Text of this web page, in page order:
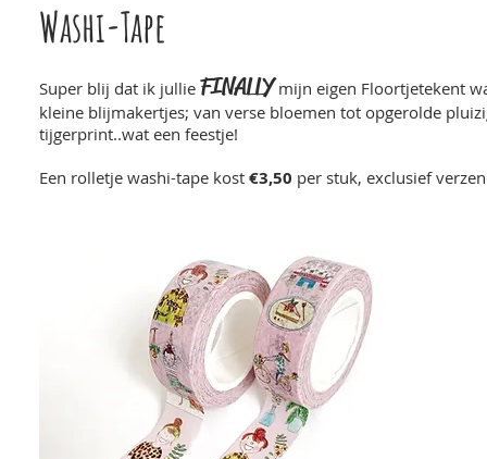
Washi-Tape
Super blij dat ik jullie FINALLYmijn eigen Floortjetekent
kleine blijmakertjes; van verse bloemen tot opgerolde
tijgerprint..wat een feestje!
Een rolletje washi-tape kost €3,50 per stuk, exclusief